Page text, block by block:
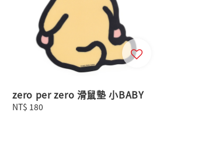
zero per zero 滑鼠墊 小BABY
Regular
NT$ 180